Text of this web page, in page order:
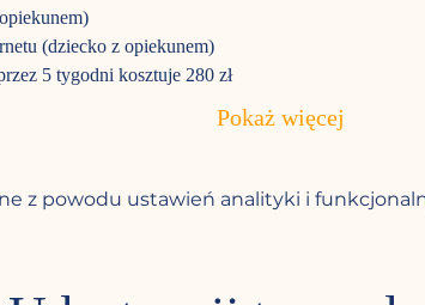
(dziecko z opiekunem)
5 tygodni kosztuje 280 zł
Pokaż więcej
z powodu ustawień analityki i